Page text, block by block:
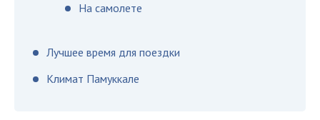
На самолете
Лучшее время для поездки
Климат Памуккале